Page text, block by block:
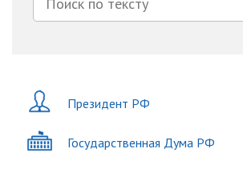
Президент РФ
Государственная Дума РФ